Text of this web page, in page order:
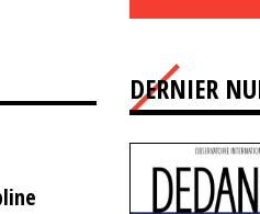
DERNIER